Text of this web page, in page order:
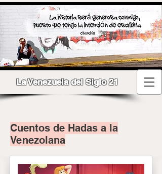
La Venezuela del Siglo 21
Cuentos de Hadas a la
Venezolana